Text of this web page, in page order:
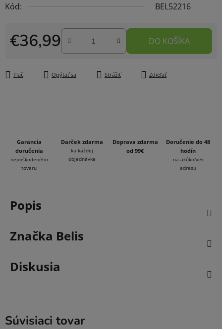
Kód:
BEL52216
€36,99
Jednotková cena:
DO KOŠÍKA
Tlač Opýtať sa Strážiť Zdieľať
Garancia
doručenia
nepoškodeného
tovaru
Darček zdarma
ku každej
objednávke
Doprava zdarma
od 99€
Doručenie do 48
hodín
na akúkoľvek
adresu
Popis
Značka Belis
Diskusia
Súvisiaci tovar